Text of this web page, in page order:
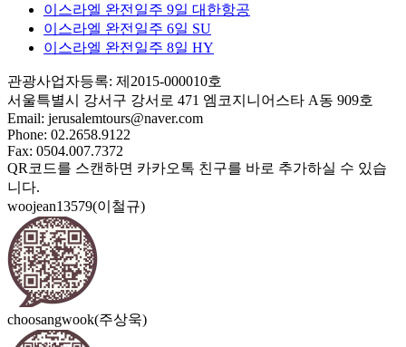
이스라엘 완전일주 9일 대한항공
이스라엘 완전일주 6일 SU
이스라엘 완전일주 8일 HY
관광사업자등록: 제2015-000010호
서울특별시 강서구 강서로 471 엠코지니어스타 A동 909호
Email: jerusalemtours@naver.com
Phone: 02.2658.9122
Fax: 0504.007.7372
QR코드를 스캔하면 카카오톡 친구를 바로 추가하실 수 있습
니다.
woojean13579(이철규)
choosangwook(주상욱)